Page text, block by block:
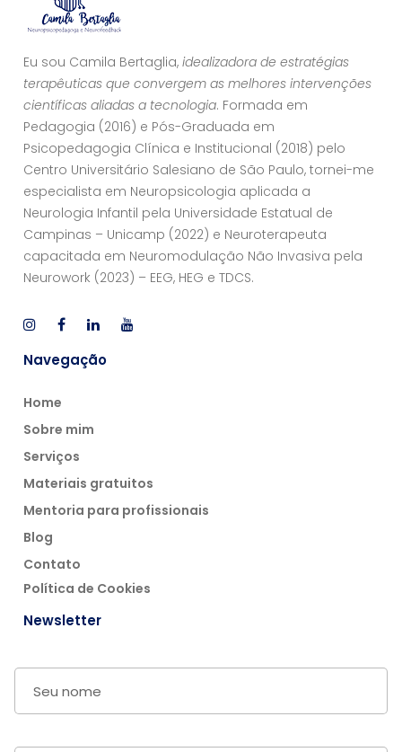
Eu sou Camila Bertaglia,idealizadora de estratégias
terapêuticas que convergem as melhores intervenções
científicas aliadas a tecnologia. Formada em
Pedagogia (2016) e Pós-Graduada em
Psicopedagogia Clínica e Institucional (2018) pelo
Centro Universitário Salesiano de São Paulo, tornei-me
especialista em Neuropsicologia aplicada a
Neurologia Infantil pela Universidade Estatual de
Campinas – Unicamp (2022) e Neuroterapeuta
capacitada em Neuromodulação Não Invasiva pela
Neurowork (2023) – EEG, HEG e TDCS.
Navegação
Home
Sobre mim
Serviços
Materiais gratuitos
Mentoria para profissionais
Blog
Contato
Política de Cookies
Newsletter